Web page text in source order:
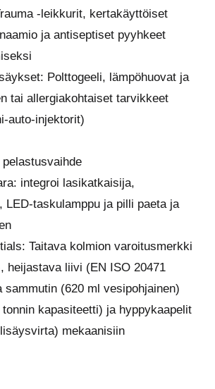
-leikkurit, kertakäyttöiset
ja antiseptiset pyyhkeet
Polttogeeli, lämpöhuovat ja
tai allergiakohtaiset tarvikkeet
auto-injektorit)
integroi lasikatkaisija,
LED-taskulamppu ja pilli paeta ja
Taitava kolmion varoitusmerkki
heijastava liivi (EN ISO 20471
sammutin (620 ml vesipohjainen)
kapasiteetti) ja hyppykaapelit
mekaanisiin